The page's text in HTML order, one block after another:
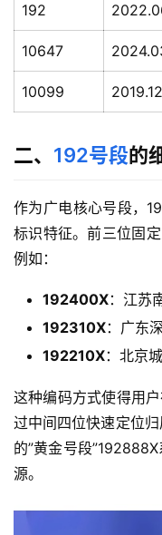
192
10647
10099 2019.12
二、 192号段的
作为广电核心号段，
标识特征。前三位固
例如：
192400X：江苏
192310X：广东
192210X：北京
这种编码方式使得用
过中间四位快速定位
的”黄金号段
源。